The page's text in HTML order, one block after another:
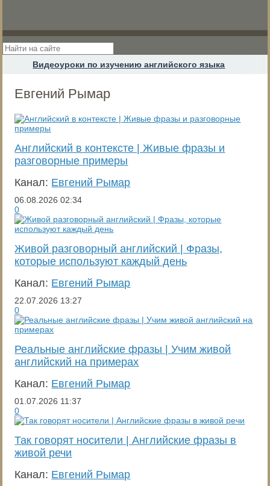
Видеоуроки по изучению английского языка
Евгений Рымар
Английский в контексте | Живые фразы и
разговорные примеры
Канал: Евгений Рымар
06.08.2026 02:34
0
Живой разговорный английский | Фразы,
которые используют каждый день
Канал: Евгений Рымар
22.07.2026 13:27
0
Реальные английские фразы | Учим живой
английский на примерах
Канал: Евгений Рымар
01.07.2026 11:37
0
Так говорят носители | Английские фразы в
живой речи
Канал: Евгений Рымар